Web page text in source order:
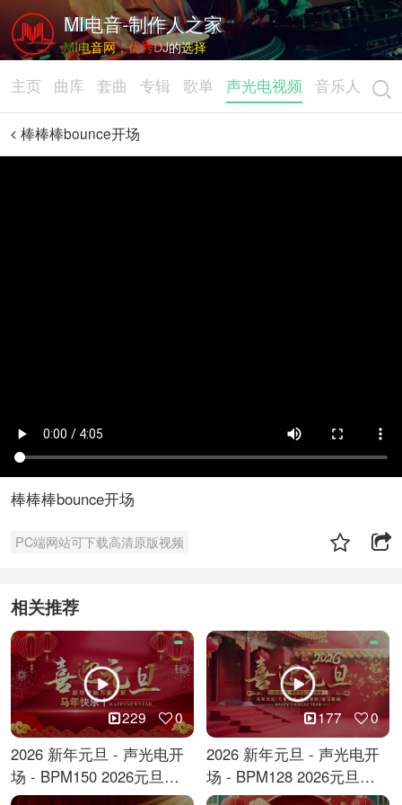
MI电音-制作人之家
MI电音网，优秀DJ的选择
主页 曲库 套曲 专辑 歌单 声光电视频 音乐人
棒棒棒bounce开场
棒棒棒bounce开场
PC端网站可下载高清原版视频
相关推荐
229 0
2026 新年元旦 - 声光电开
场 - BPM150 2026元旦跨
年倒计时
177 0
2026 新年元旦 - 声光电开
场 - BPM128 2026元旦马
年